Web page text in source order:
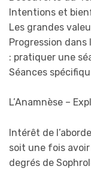
Intentions et
Les grandes
Progression
: pratiquer une
Séances
L’Anamnèse –
Intérêt de
soit une fois
degrés de